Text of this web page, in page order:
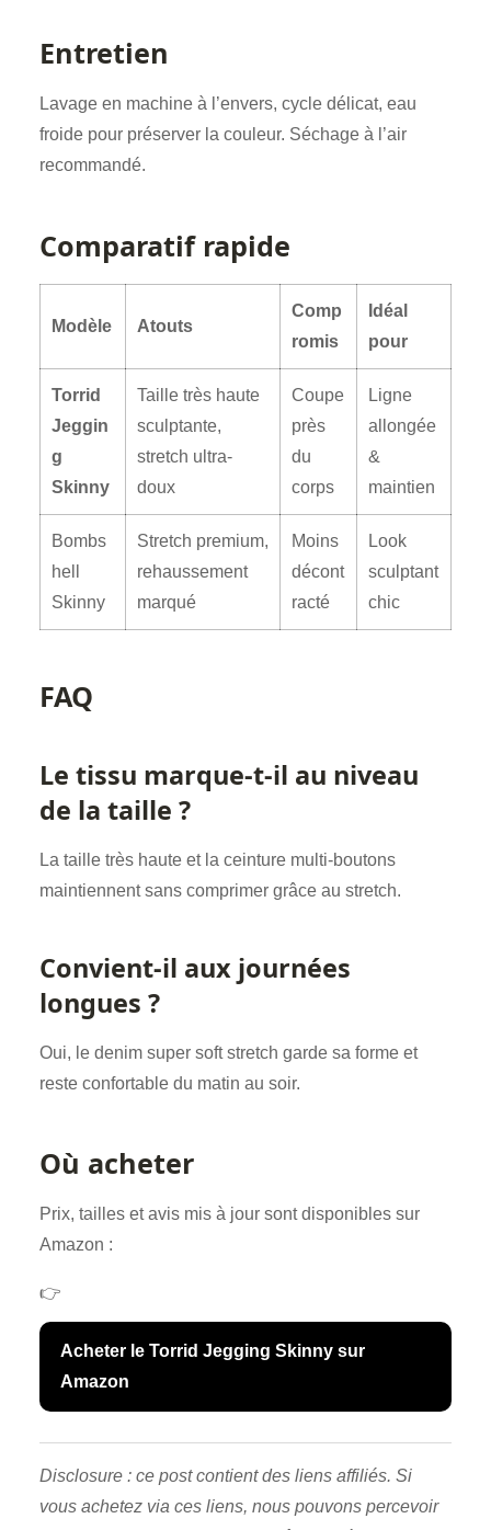
Entretien
Lavage en machine à l’envers, cycle délicat, eau
froide pour préserver la couleur. Séchage à l’air
recommandé.
Comparatif rapide
Modèle Atouts
Comp
romis
Idéal
pour
Torrid
Jeggin
g
Skinny
Taille très haute
sculptante,
stretch ultra-
doux
Coupe
près
du
corps
Ligne
allongée
&
maintien
Bombs
hell
Skinny
Stretch premium,
rehaussement
marqué
Moins
décont
racté
Look
sculptant
chic
FAQ
Le tissu marque-t-il au niveau
de la taille ?
La taille très haute et la ceinture multi-boutons
maintiennent sans comprimer grâce au stretch.
Convient-il aux journées
longues ?
Oui, le denim super soft stretch garde sa forme et
reste confortable du matin au soir.
Où acheter
Prix, tailles et avis mis à jour sont disponibles sur
Amazon :
👉
Acheter le Torrid Jegging Skinny sur
Amazon
Disclosure : ce post contient des liens affiliés. Si
vous achetez via ces liens, nous pouvons percevoir